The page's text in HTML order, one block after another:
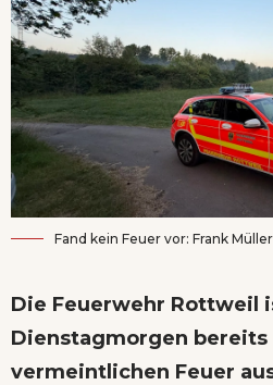
Fand kein Feuer vor: Frank
Die Feuerwehr Rottweil
Dienstagmorgen bereits
vermeintlichen Feuer